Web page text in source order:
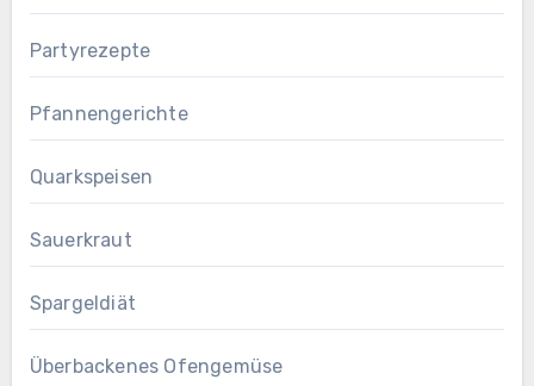
Partyrezepte
Pfannengerichte
Quarkspeisen
Sauerkraut
Spargeldiät
Überbackenes Ofengemüse